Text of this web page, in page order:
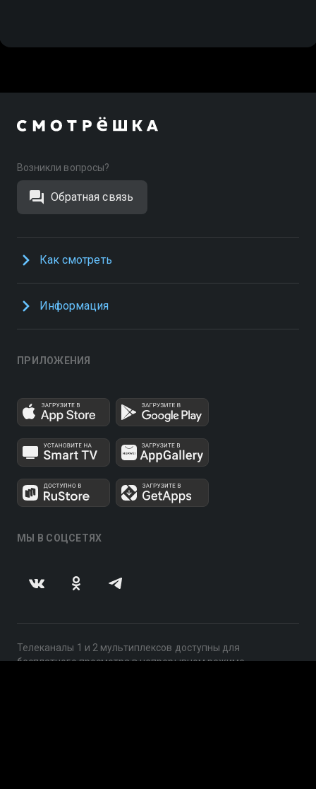
Возникли вопросы?
Обратная связь
Как смотреть
Информация
ПРИЛОЖЕНИЯ
МЫ В СОЦСЕТЯХ
Телеканалы 1 и 2 мультиплексов доступны для
бесплатного просмотра в непрерывном режиме,